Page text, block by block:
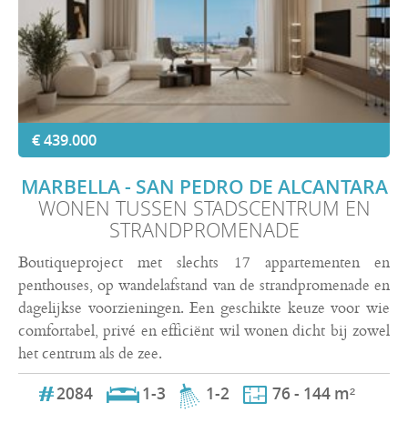
€ 439.000
MARBELLA - SAN PEDRO DE ALCANTARA
WONEN TUSSEN STADSCENTRUM EN
STRANDPROMENADE
Boutiqueproject met slechts 17 appartementen en
penthouses, op wandelafstand van de strandpromenade en
dagelijkse voorzieningen. Een geschikte keuze voor wie
comfortabel, privé en efficiënt wil wonen dicht bij zowel
het centrum als de zee.
2084 1-3 1-2 76 - 144 m²